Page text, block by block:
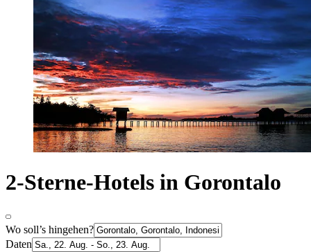
2-Sterne-Hotels in Gorontalo
Wo soll’s hingehen?
Daten